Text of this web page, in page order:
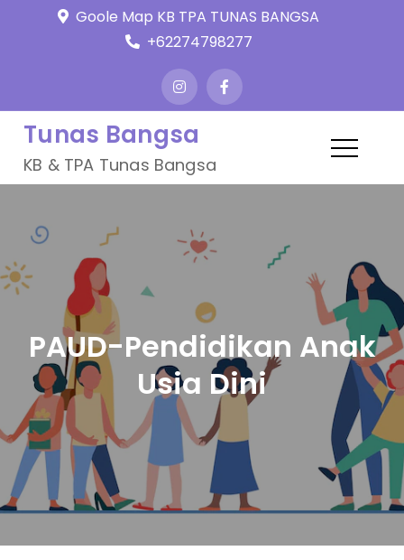
Goole Map KB TPA TUNAS BANGSA
+62274798277
Tunas Bangsa
KB & TPA Tunas Bangsa
PAUD-Pendidikan Anak
Usia Dini